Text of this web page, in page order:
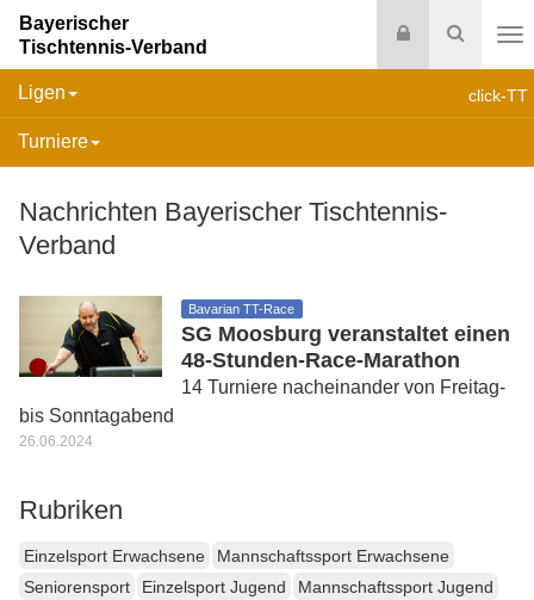
Suche
Login
Bayerischer
Tischtennis-Verband
click-TT
Ligen
Turniere
Nachrichten Bayerischer Tischtennis-
Verband
Bavarian TT-Race
SG Moosburg veranstaltet einen
48-Stunden-Race-Marathon
14 Turniere nacheinander von Freitag-
bis Sonntagabend
26.06.2024
Rubriken
Einzelsport Erwachsene
Mannschaftssport Erwachsene
Seniorensport
Einzelsport Jugend
Mannschaftssport Jugend